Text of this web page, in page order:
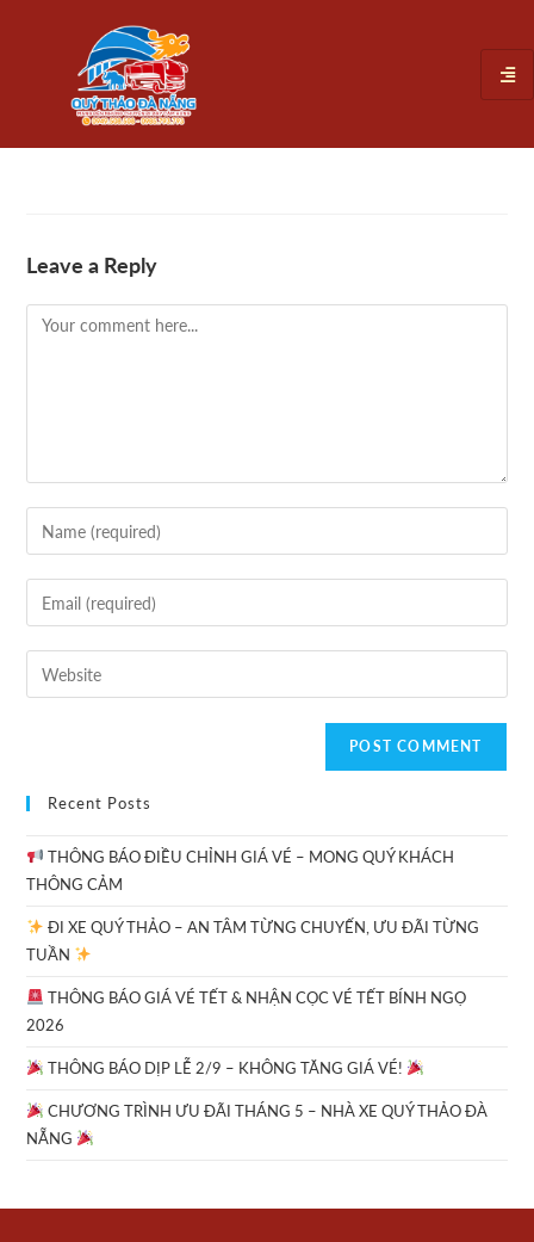
Leave a Reply
Recent Posts
THÔNG BÁO ĐIỀU CHỈNH GIÁ VÉ – MONG QUÝ KHÁCH
THÔNG CẢM
ĐI XE QUÝ THẢO – AN TÂM TỪNG CHUYẾN, ƯU ĐÃI TỪNG
TUẦN
THÔNG BÁO GIÁ VÉ TẾT & NHẬN CỌC VÉ TẾT BÍNH NGỌ
2026
THÔNG BÁO DỊP LỄ 2/9 – KHÔNG TĂNG GIÁ VÉ!
CHƯƠNG TRÌNH ƯU ĐÃI THÁNG 5 – NHÀ XE QUÝ THẢO ĐÀ
NẴNG